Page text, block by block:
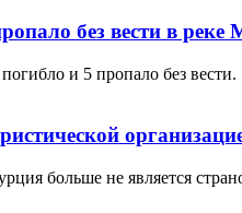
без вести в реке
и 5 пропало без вести.
больше не является